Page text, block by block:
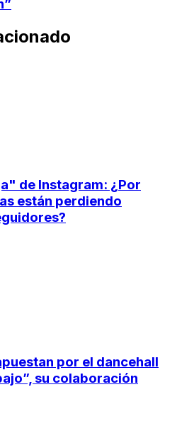
de Instagram: ¿Por
están perdiendo
por el dancehall
su colaboración